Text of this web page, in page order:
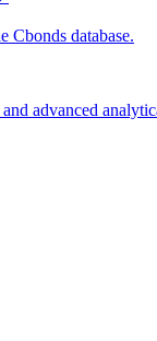
Cbonds database.
advanced